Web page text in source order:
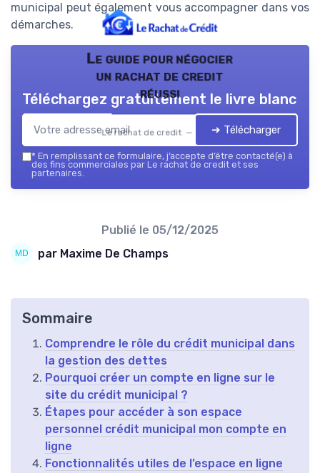
municipal peut également vous accompagner dans vos
démarches.
Le guide pour négocier
un rachat de credit
réussi
Le rachat de credit — 2026
Téléchargez gratuitement le livre blanc
➔ Télécharger
* En remplissant ce formulaire, j’accepte d’être contacté(e) à
des fins commerciales par Le rachat de credit et ses
partenaires.
Publié le 05/12/2025
par Maxime De Champs
Sommaire
Comprendre le rôle du crédit municipal dans
la gestion des dettes
Pourquoi créer un compte en ligne sur le
site du crédit municipal ?
Étapes pour accéder à son espace
personnel crédit municipal mon compte en
ligne
Fonctionnalités utiles de l’espace en ligne